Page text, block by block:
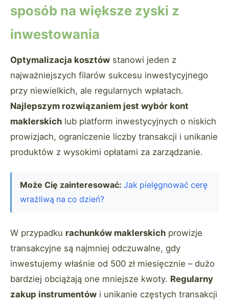
sposób na większe zyski z
inwestowania
Optymalizacja kosztów stanowi jeden z
najważniejszych filarów sukcesu inwestycyjnego
przy niewielkich, ale regularnych wpłatach.
Najlepszym rozwiązaniem jest wybór kont
maklerskich lub platform inwestycyjnych o niskich
prowizjach, ograniczenie liczby transakcji i unikanie
produktów z wysokimi opłatami za zarządzanie.
Może Cię zainteresować: Jak pielęgnować cerę
wrażliwą na co dzień?
W przypadku rachunków maklerskich prowizje
transakcyjne są najmniej odczuwalne, gdy
inwestujemy właśnie od 500 zł miesięcznie – dużo
bardziej obciążają one mniejsze kwoty. Regularny
zakup instrumentów i unikanie częstych transakcji